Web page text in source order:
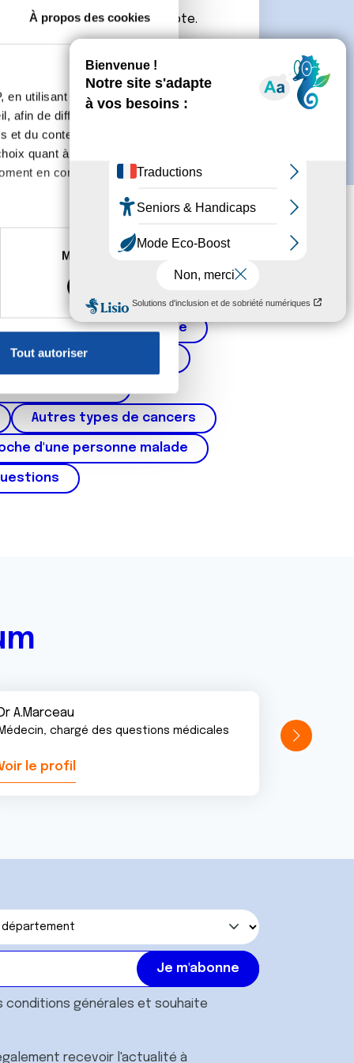
À propos des cookies
en utilisant des
afin de diffuser des
du contenu, ainsi que de
quant à l'utilisation de
en consultant la
à plusieurs mètres près
reportez-vous à lasection «
sur les cookies.
informations que
Marketing
Tout autoriser
ou de créer un compte.
Cancer de la prostate
de l'utérus, ovaires)
Autres types de cancers
d'une personne malade
A.Marceau
chargé des questions médicales
le profil
conditions générales et souhaite
recevoir l'actualité à